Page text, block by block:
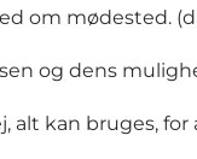
om mødested.
og dens
kan bruges,